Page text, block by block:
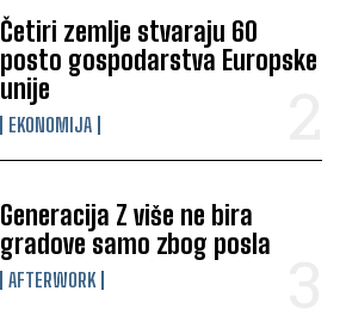
Četiri zemlje stvaraju 60
posto gospodarstva Europske
unije
EKONOMIJA
Generacija Z više ne bira
gradove samo zbog posla
AFTERWORK